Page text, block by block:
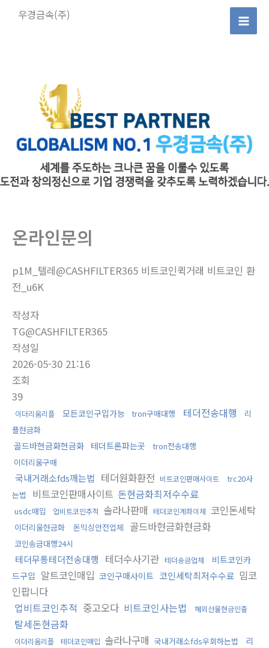
우경금속(주)
Main
온라인문의
p1M_텔레@CASHFILTER365 비트코인퀵거래 비트코인 환
전_u6K
작성자
TG@CASHFILTER365
작성일
2026-05-30 21:16
조회
39
이더리움리플 모든코인구입가능 tron구매대행 테더전송대행
리
플현금화
골드바현금화현금화 테더트론파는곳
tron전송대행
이더리움구매
국내거래소fds깨는법 테더원화환전 비트코인판매사이트
trc20사
는법
비트코인판매사이트 돈현금화최저수수료
usdc매입 업비트코인추적 솔라나판매 테더코인계좌이체 코인돈세탁
이더리움현금화 돈믹싱안전업체 골드바현금화현금화
코인송금대행24시
테더무통테더전송대행 테더수사기관 테더송금업체
비트코인카
드구입 알트코인매입 코인구매사이트 코인세탁최저수수료 밈코
인팝니다
업비트코인추적 중고오다 비트코인사는법 해외선물현금인출
탈세돈현금화
이더리움리플 테더코인매입 솔라나구매 국내거래소fds우회하는법
리